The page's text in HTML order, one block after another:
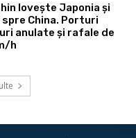
lovește Japonia și
China. Porturi
anulate și rafale de
h